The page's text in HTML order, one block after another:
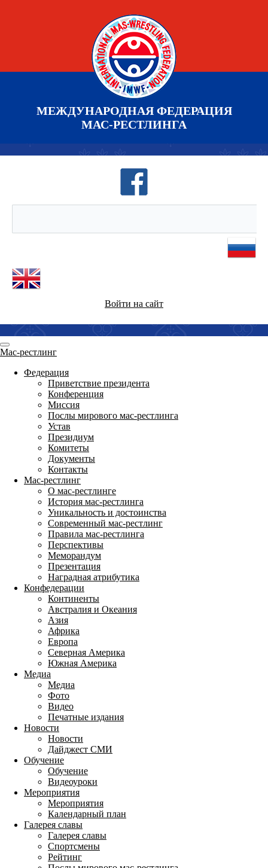
МЕЖДУНАРОДНАЯ ФЕДЕРАЦИЯ
МАС-РЕСТЛИНГА
Войти на сайт
Мас-рестлинг
Федерация
Приветствие президента
Конференция
Миссия
Послы мирового мас-рестлинга
Устав
Президиум
Комитеты
Документы
Контакты
Мас-рестлинг
О мас-рестлинге
История мас-рестлинга
Уникальность и достоинства
Современный мас-рестлинг
Правила мас-рестлинга
Перспективы
Меморандум
Презентация
Наградная атрибутика
Конфедерации
Континенты
Австралия и Океания
Азия
Африка
Европа
Северная Америка
Южная Америка
Медиа
Медиа
Фото
Видео
Печатные издания
Новости
Новости
Дайджест СМИ
Обучение
Обучение
Видеоуроки
Мероприятия
Мероприятия
Календарный план
Галерея славы
Галерея славы
Спортсмены
Рейтинг